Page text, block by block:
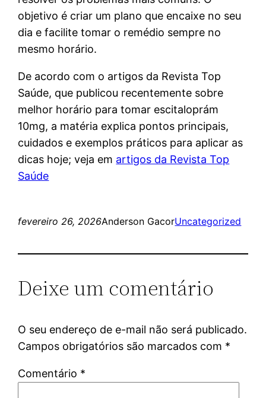
objetivo é criar um plano que encaixe no seu
dia e facilite tomar o remédio sempre no
mesmo horário.
De acordo com o artigos da Revista Top
Saúde, que publicou recentemente sobre
melhor horário para tomar escitaloprám
10mg, a matéria explica pontos principais,
cuidados e exemplos práticos para aplicar as
dicas hoje; veja em artigos da Revista Top
Saúde
fevereiro 26, 2026Anderson GacorUncategorized
Deixe um comentário
O seu endereço de e-mail não será publicado.
Campos obrigatórios são marcados com *
Comentário *